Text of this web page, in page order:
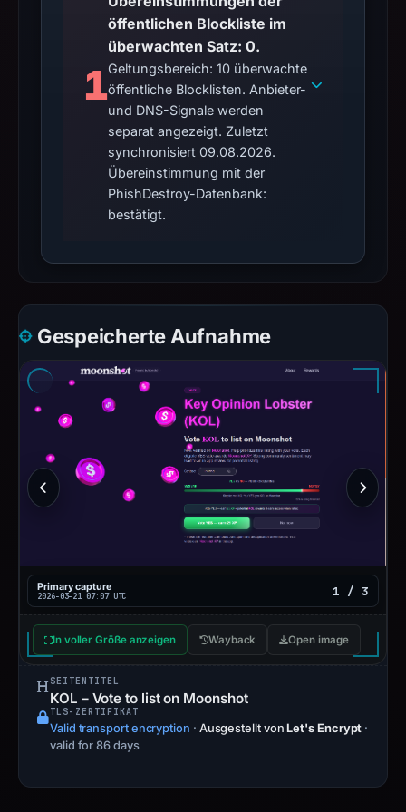
1
öffentlichen Blockliste im
überwachten Satz: 0.
Geltungsbereich: 10 überwachte
öffentliche Blocklisten. Anbieter-
und DNS-Signale werden
separat angezeigt. Zuletzt
synchronisiert 09.08.2026.
Übereinstimmung mit der
PhishDestroy-Datenbank:
bestätigt.
Gespeicherte Aufnahme
Primary capture
2026-03-21 07:07 UTC 1 / 3
In voller Größe anzeigen Wayback Open image
SEITENTITEL
KOL – Vote to list on Moonshot
TLS-ZERTIFIKAT
Valid transport encryption · Ausgestellt vonLet's Encrypt ·
valid for 86 days